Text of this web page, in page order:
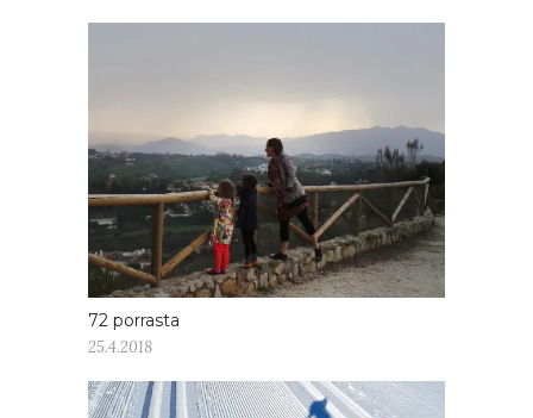
72 porrasta
25.4.2018